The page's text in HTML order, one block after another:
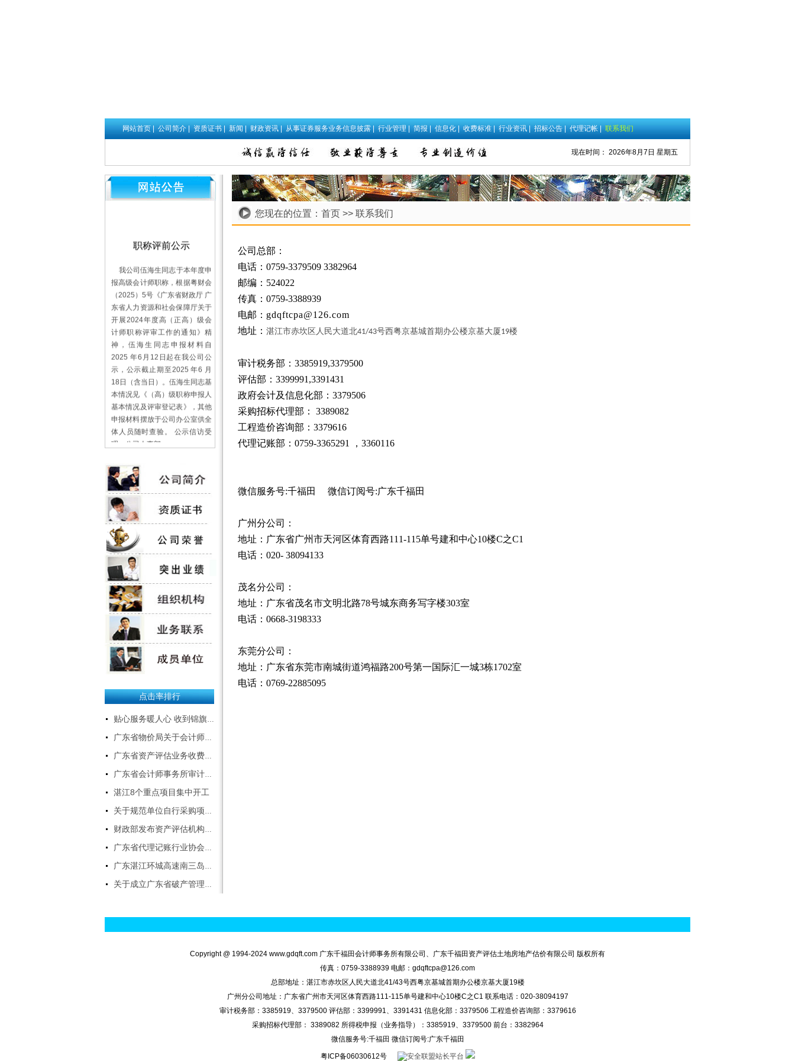
网站首页| 公司简介| 资质证书| 新闻| 财政资讯| 从事证券服务业务信息披露| 行业管理| 简报| 信息化| 收费标准| 行业资讯| 招标公告| 代理记帐| 联系我们
现在时间： 2026年8月7日 星期五
职称评前公示
我公司伍海生同志于本年度申
报高级会计师职称，根据粤财会
（2025）5号《广东省财政厅 广
东省人力资源和社会保障厅关于
开展2024年度高（正高）级会
计师职称评审工作的通知》精
神，伍海生同志申报材料自
2025 年6月12日起在我公司公
示，公示截止期至2025 年6 月
18日（含当日）。伍海生同志基
本情况见《（高）级职称申报人
基本情况及评审登记表》，其他
申报材料摆放于公司办公室供全
体人员随时查验。 公示信访受
理：公司人事部
广东千福田会计师事务所有限公
司
2025年6月11日
关于千福田公司网站
启用新代码后清缓存的
操作说明--下载
招聘应届本科生、研究
生
粤西经济快速发展，公司业务
急剧扩张，特招聘应届本科生、
研究生数名，专业如下：
1、会计、审计、财务管理、会
计电算化、金融；
类；
3、计算机、软件开发、电子商
务；
有意者请将建立投递至：
gdqftcpa@126.com
18319129897
另：本公司长期招聘:注册会
师，土地评估师,评估助理，软
件实施顾问等。
点击率排行
贴心服务暖人心 收到锦旗获赞誉
广东省物价局关于会计师事务所服务收费有关问题的通知
广东省资产评估业务收费标准
广东省会计师事务所审计服务收费标准表
湛江8个重点项目集中开工
关于规范单位自行采购项目管理有关事项的通知
财政部发布资产评估机构职业风险基金管理办法
广东省代理记账行业协会第一届会员代表大会简讯
广东湛江环城高速南三岛大桥（坡头至南三岛段）即将进入施工阶段
关于成立广东省破产管理人协会的公告
您现在的位置： 首页 >> 联系我们
公司总部：
电话： 0759-3379509 3382964
邮编： 524022
传真： 0759-3388939
电邮： gdqftcpa@126.com
地址： 湛江市赤坎区人民大道北41/43号西粤京基城首期办公楼京基大厦19楼
审计税务部： 3385919,3379500
评估部： 3399991,3391431
政府会计及信息化部：3379506
采购招标代理部：
3389082
工程造价咨询部： 3379616
代理记账部： 0759-3365291 ，3360116
微信服务号:千福田 微信订阅号:广东千福田
广州分公司：
地址：广东省广州市天河区体育西路111-115单号建和中心10楼C之C1
电话： 020- 38094133
茂名分公司：
地址：广东省茂名市文明北路78号城东商务写字楼303室
电话： 0668-3198333
东莞分公司：
地址：广东省东莞市南城街道鸿福路200号第一国际汇一城3栋1702室
电话： 0769-22885095
Copyright @ 1994-2024 www.gdqft.com 广东千福田会计师事务所有限公司、广东千福田资产评估土地房地产估价有限公司 版权所有
传真：0759-3388939 电邮：gdqftcpa@126.com
总部地址：湛江市赤坎区人民大道北41/43号西粤京基城首期办公楼京基大厦19楼
广州分公司地址：广东省广州市天河区体育西路111-115单号建和中心10楼C之C1 联系电话：020-38094197
审计税务部：3385919、3379500 评估部：3399991、3391431 信息化部：3379506 工程造价咨询部：3379616
采购招标代理部： 3389082 所得税申报（业务指导）：3385919、3379500 前台：3382964
微信服务号:千福田 微信订阅号:广东千福田
粤ICP备06030612号